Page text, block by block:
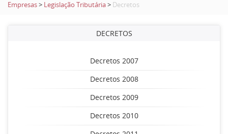
Empresas> Legislação Tributária> Decretos
DECRETOS
Decretos 2007
Decretos 2008
Decretos 2009
Decretos 2010